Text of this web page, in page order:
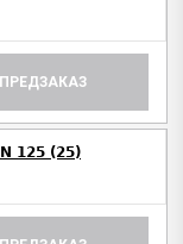
ПРЕДЗАКАЗ
125 (25)